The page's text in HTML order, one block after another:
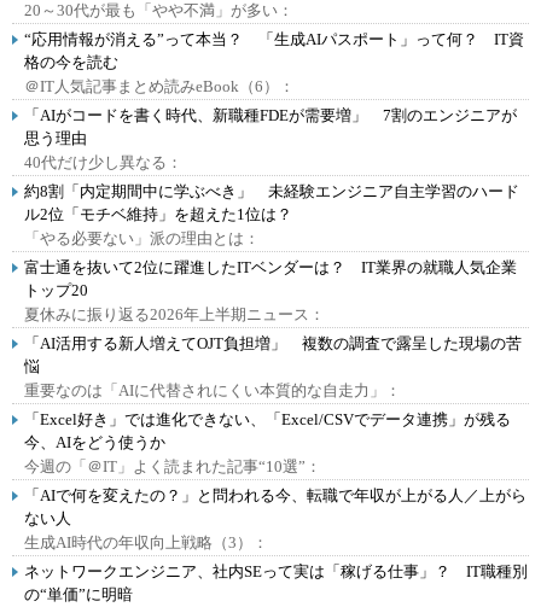
20～30代が最も「やや不満」が多い：
“応用情報が消える”って本当？ 「生成AIパスポート」って何？ IT資
格の今を読む
＠IT人気記事まとめ読みeBook（6）：
「AIがコードを書く時代、新職種FDEが需要増」 7割のエンジニアが
思う理由
40代だけ少し異なる：
約8割「内定期間中に学ぶべき」 未経験エンジニア自主学習のハード
ル2位「モチベ維持」を超えた1位は？
「やる必要ない」派の理由とは：
富士通を抜いて2位に躍進したITベンダーは？ IT業界の就職人気企業
トップ20
夏休みに振り返る2026年上半期ニュース：
「AI活用する新人増えてOJT負担増」 複数の調査で露呈した現場の苦
悩
重要なのは「AIに代替されにくい本質的な自走力」：
「Excel好き」では進化できない、「Excel/CSVでデータ連携」が残る
今、AIをどう使うか
今週の「＠IT」よく読まれた記事“10選”：
「AIで何を変えたの？」と問われる今、転職で年収が上がる人／上がら
ない人
生成AI時代の年収向上戦略（3）：
ネットワークエンジニア、社内SEって実は「稼げる仕事」？ IT職種別
の“単価”に明暗